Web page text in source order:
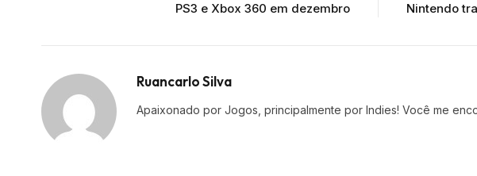
PS3 e Xbox 360 em dezembro
Nintendo
Ruancarlo Silva
Apaixonado por Jogos, principalmente por Indies! Você me